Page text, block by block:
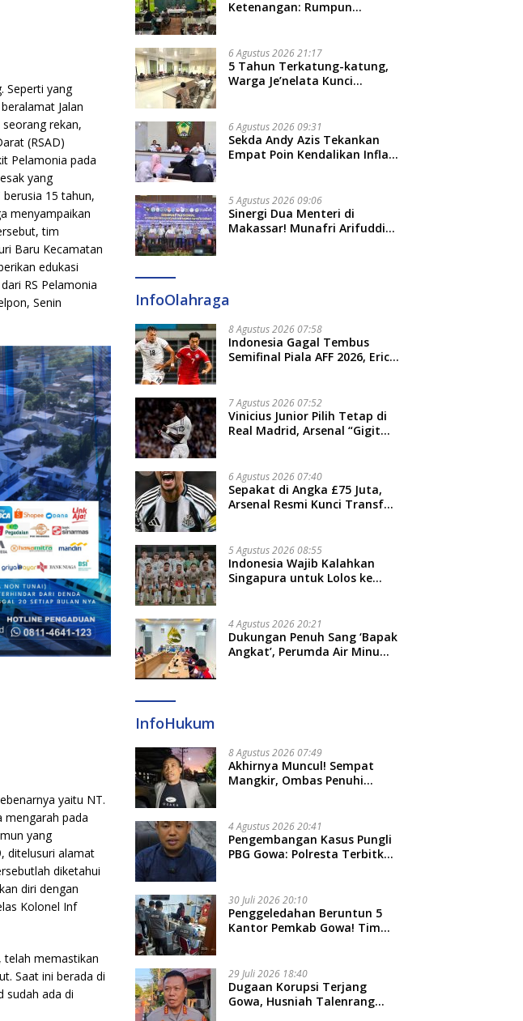
Seperti yang
Jalan
rekan,
(RSAD)
Pelamonia pada
yang
15 tahun,
menyampaikan
tim
Baru Kecamatan
edukasi
RS Pelamonia
Senin
yaitu NT.
mengarah pada
yang
ditelusuri alamat
diketahui
diri dengan
Kolonel Inf
telah memastikan
Saat ini berada di
sudah ada di
Ketenangan: Rumpun
Sepihak, Tekankan Jalur
Musyawarah, Ingatkan Soal
Adat dan Adab
6 Agustus 2026 21:17
5 Tahun Terkatung-katung,
Warga Je’nelata Kunci
6 Agustus 2026 09:31
Sekda Andy Azis Tekankan
Empat Poin Kendalikan Inflasi
5 Agustus 2026 09:06
Sinergi Dua Menteri di
Makassar! Munafri Arifuddin
InfoOlahraga
8 Agustus 2026 07:58
Indonesia Gagal Tembus
Semifinal Piala AFF 2026, Erick
7 Agustus 2026 07:52
Vinicius Junior Pilih Tetap di
Real Madrid, Arsenal “Gigit
6 Agustus 2026 07:40
Sepakat di Angka £75 Juta,
Arsenal Resmi Kunci Transfer
5 Agustus 2026 08:55
Indonesia Wajib Kalahkan
Singapura untuk Lolos ke
4 Agustus 2026 20:21
Dukungan Penuh Sang ‘Bapak
Angkat’, Perumda Air Minum
InfoHukum
8 Agustus 2026 07:49
Akhirnya Muncul! Sempat
Mangkir, Ombas Penuhi
Pertanyaan
4 Agustus 2026 20:41
Pengembangan Kasus Pungli
PBG Gowa: Polresta Terbitkan
30 Juli 2026 20:10
Penggeledahan Beruntun 5
Kantor Pemkab Gowa! Tim
Rp16 Miliar
29 Juli 2026 18:40
Dugaan Korupsi Terjang
Gowa, Husniah Talenrang